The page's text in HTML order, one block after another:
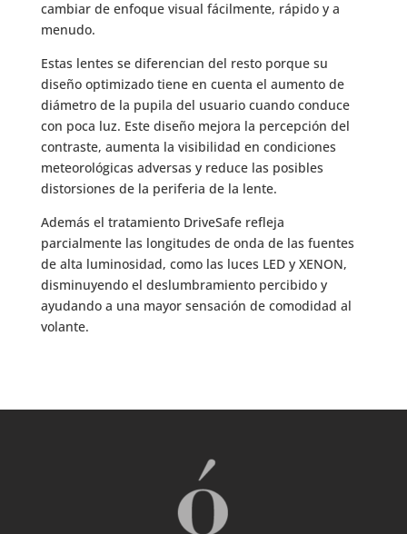
cambiar de enfoque visual fácilmente, rápido y a
menudo.
Estas lentes se diferencian del resto porque su
diseño optimizado tiene en cuenta el aumento de
diámetro de la pupila del usuario cuando conduce
con poca luz. Este diseño mejora la percepción del
contraste, aumenta la visibilidad en condiciones
meteorológicas adversas y reduce las posibles
distorsiones de la periferia de la lente.
Además el tratamiento DriveSafe refleja
parcialmente las longitudes de onda de las fuentes
de alta luminosidad, como las luces LED y XENON,
disminuyendo el deslumbramiento percibido y
ayudando a una mayor sensación de comodidad al
volante.